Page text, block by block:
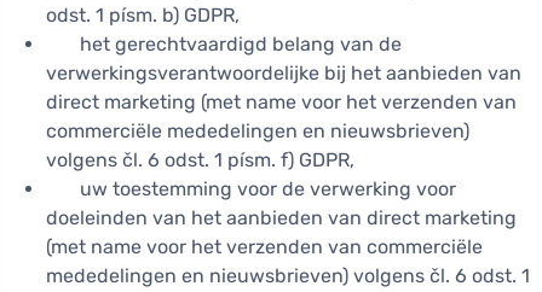
odst. 1 písm. b) GDPR,
het gerechtvaardigd belang van de
verwerkingsverantwoordelijke bij het aanbieden van
direct marketing (met name voor het verzenden van
commerciële mededelingen en nieuwsbrieven)
volgens čl. 6 odst. 1 písm. f) GDPR,
uw toestemming voor de verwerking voor
doeleinden van het aanbieden van direct marketing
(met name voor het verzenden van commerciële
mededelingen en nieuwsbrieven) volgens čl. 6 odst. 1